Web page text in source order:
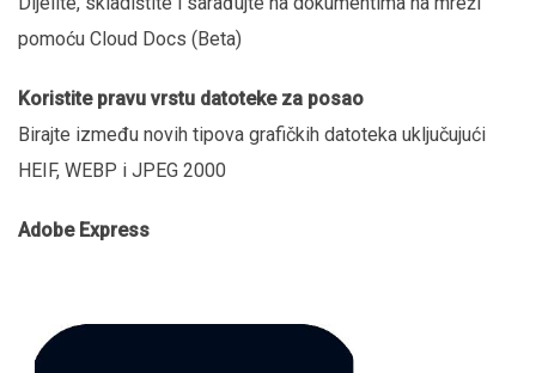
pomoću Cloud Docs (Beta)
Koristite pravu vrstu datoteke za posao
Birajte između novih tipova grafičkih datoteka uključujući
HEIF, WEBP i JPEG 2000
Adobe Express